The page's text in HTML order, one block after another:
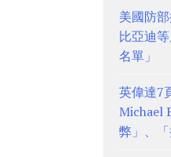
美國防
比亞迪
名單」
英偉達7
Michael
弊」、